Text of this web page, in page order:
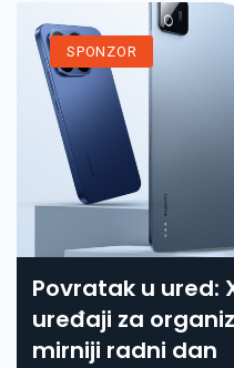
SPONZOR
Povratak u ured:
uređaji za
mirniji radni dan